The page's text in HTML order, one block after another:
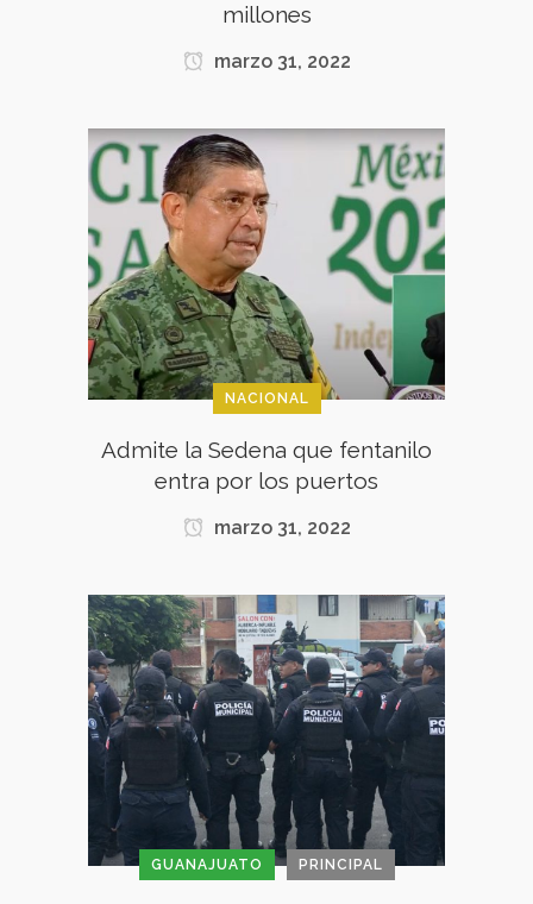
millones
marzo 31, 2022
NACIONAL
Admite la Sedena que fentanilo
entra por los puertos
marzo 31, 2022
GUANAJUATO PRINCIPAL